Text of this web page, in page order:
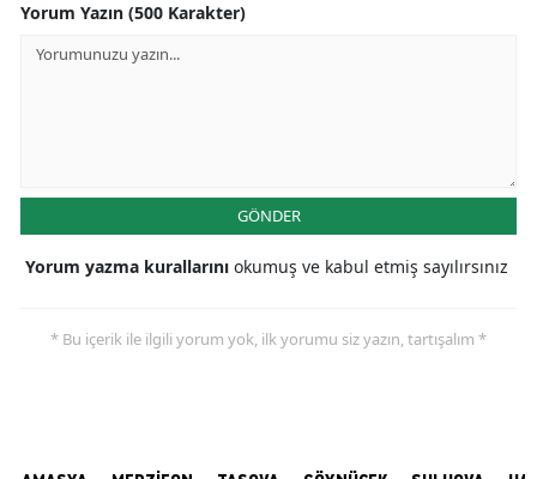
Yorum Yazın (500 Karakter)
GÖNDER
Yorum yazma kurallarını okumuş ve kabul etmiş sayılırsınız
* Bu içerik ile ilgili yorum yok, ilk yorumu siz yazın, tartışalım *